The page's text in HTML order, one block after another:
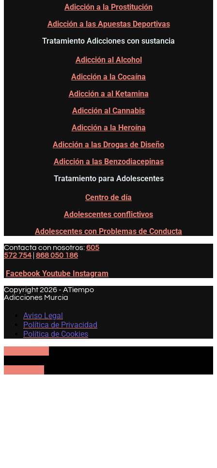
Adicción a la Prostitución
Adicción a las Apuestas Deportivas
Tratamiento Adicciones con sustancia
Adicción al Alcohol
Adicción a la Cocaína
Adicción a al Ketamina
Adicción al Cannabis
Adicción a la Heroína
Adicción a las Drogas de Diseño
Adicción a las Benzodiacepinas
Tratamiento para Adolescentes
Centro de día
Adolescentes conflictivos
Adolescentes con Problemas de Conducta
Contacta con nosotros:605
572 754 868 050 186
Facebook Youtube Instagram
Copyright 2026 - ATiempo
Adicciones Murcia
Aviso Legal
Política de Privacidad
Política de Cookies